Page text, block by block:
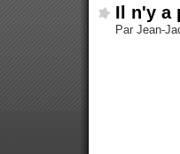
Il n'y a
Par Jean-